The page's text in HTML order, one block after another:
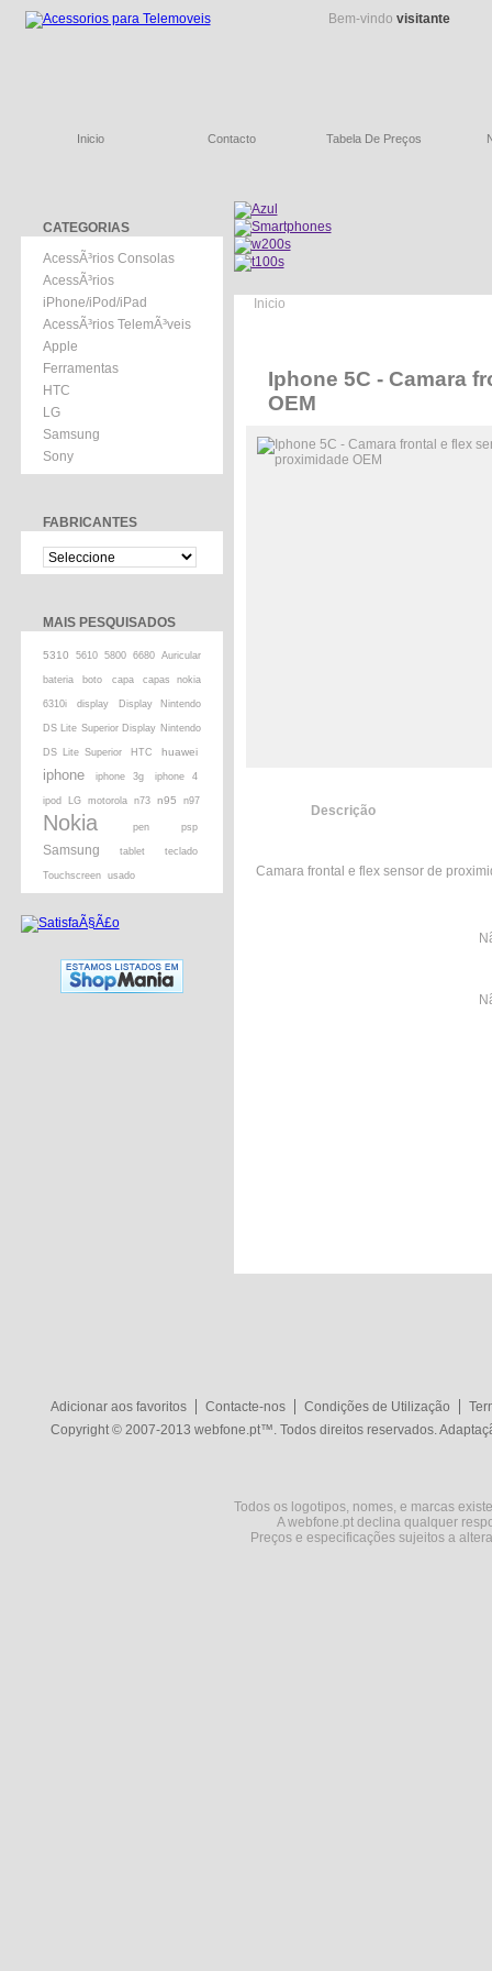
Bem-vindo visitante
Inicio Contacto Tabela De Preços
CATEGORIAS
AcessÃ³rios Consolas
AcessÃ³rios
iPhone/iPod/iPad
AcessÃ³rios TelemÃ³veis
Apple
Ferramentas
HTC
LG
Samsung
Sony
FABRICANTES
MAIS PESQUISADOS
5310 5610 5800 6680 Auricular
bateria boto capa capas nokia
6310i display Display Nintendo
DS Lite Superior Display Nintendo
DS Lite Superior HTC huawei
iphone iphone 3g iphone 4
ipod LG motorola n73 n95 n97
Nokia pen psp
Samsung tablet teclado
Touchscreen usado
Inicio
Iphone 5C - Camara
OEM
Descrição
Camara frontal e flex sensor de
Adicionar aos favoritos Contacte-nos Condições de Utilização
Copyright © 2007-2013 webfone.pt™. Todos direitos reservados.
Todos os logotipos, nomes, e marcas
A webfone.pt declina qualquer
Preços e especificações sujeitos a